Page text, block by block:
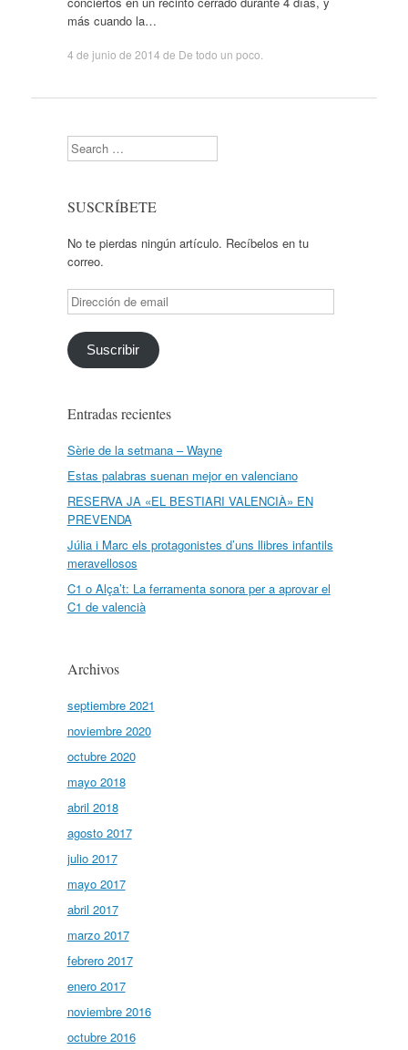
más cuando la…
4 de junio de 2014 de De todo un poco
Search
SUSCRÍBETE
No te pierdas ningún artículo. Recíbelos en tu
correo.
Dirección
de
email
Suscribir
Entradas recientes
Sèrie de la setmana – Wayne
Estas palabras suenan mejor en valenciano
RESERVA JA «EL BESTIARI VALENCIÀ» EN
PREVENDA
Júlia i Marc els protagonistes d’uns llibres infantils
meravellosos
C1 o Alça’t: La ferramenta sonora per a aprovar el
C1 de valencià
Archivos
septiembre 2021
noviembre 2020
octubre 2020
mayo 2018
abril 2018
agosto 2017
julio 2017
mayo 2017
abril 2017
marzo 2017
febrero 2017
enero 2017
noviembre 2016
octubre 2016